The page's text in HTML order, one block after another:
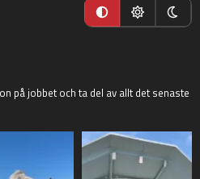
på jobbet och ta del av allt det senaste